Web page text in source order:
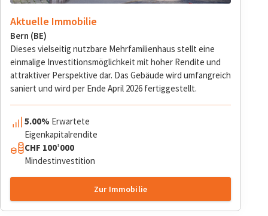
Aktuelle Immobilie
Bern (BE)
Dieses vielseitig nutzbare Mehrfamilienhaus stellt eine
einmalige Investitionsmöglichkeit mit hoher Rendite und
attraktiver Perspektive dar. Das Gebäude wird umfangreich
saniert und wird per Ende April 2026 fertiggestellt.
5.00% Erwartete
Eigenkapitalrendite
CHF 100’000
Mindestinvestition
Zur Immobilie